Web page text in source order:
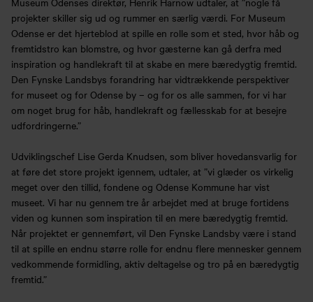
projekter skiller sig ud og rummer en særlig værdi. For Museum
Odense er det hjerteblod at spille en rolle som et sted, hvor håb og
fremtidstro kan blomstre, og hvor gæsterne kan gå derfra med
inspiration og handlekraft til at skabe en mere bæredygtig fremtid.
Den Fynske Landsbys forandring har vidtrækkende perspektiver
for museet og for Odense by – og for os alle sammen, for vi har
om noget brug for håb, handlekraft og fællesskab for at besejre
udfordringerne.”
Udviklingschef Lise Gerda Knudsen, som bliver hovedansvarlig for
at føre det store projekt igennem, udtaler, at ”vi glæder os virkelig
meget over den tillid, fondene og Odense Kommune har vist
museet. Vi har nu gennem tre år arbejdet med at bruge fortidens
viden og kunnen som inspiration til en mere bæredygtig fremtid.
Når projektet er gennemført, vil Den Fynske Landsby være i stand
til at spille en endnu større rolle for endnu flere mennesker gennem
vedkommende formidling, aktiv deltagelse og tro på en bæredygtig
fremtid.”